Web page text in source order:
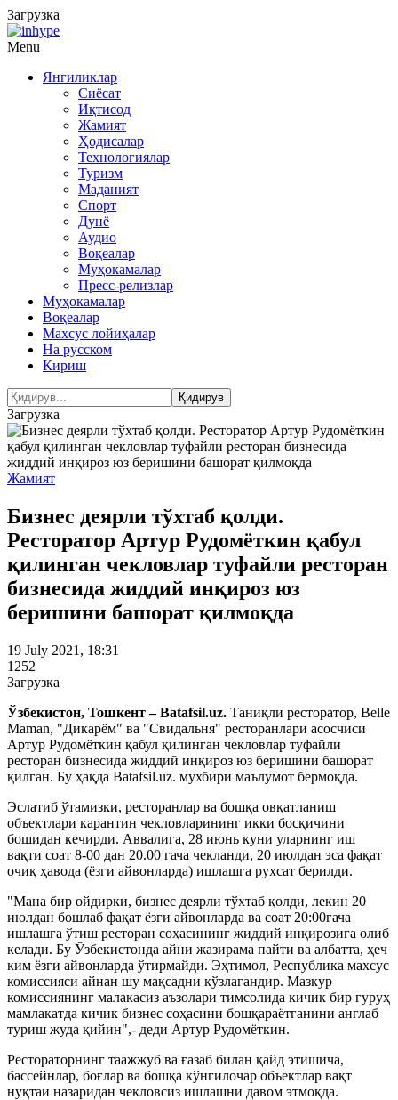
Загрузка
Menu
Янгиликлар
Сиёсат
Иқтисод
Жамият
Ҳодисалар
Технологиялар
Туризм
Маданият
Спорт
Дунё
Аудио
Воқеалар
Муҳокамалар
Пресс-релизлар
Муҳокамалар
Воқеалар
Махсус лойиҳалар
На русском
Кириш
Загрузка
Жамият
Бизнес деярли тўхтаб қолди.
Ресторатор Артур Рудомёткин қабул
қилинган чекловлар туфайли ресторан
бизнесида жиддий инқироз юз
беришини башорат қилмоқда
19 July 2021, 18:31
1252
Загрузка
Ўзбекистон, Тошкент – Batafsil.uz. Таниқли ресторатор, Belle
Maman, "Дикарём" ва "Свидальня" ресторанлари асосчиси
Артур Рудомёткин қабул қилинган чекловлар туфайли
ресторан бизнесида жиддий инқироз юз беришини башорат
қилган. Бу ҳақда Batafsil.uz. мухбири маълумот бермоқда.
Эслатиб ўтамизки, ресторанлар ва бошқа овқатланиш
объектлари карантин чекловларининг икки босқичини
бошидан кечирди. Аввалига, 28 июнь куни уларнинг иш
вақти соат 8-00 дан 20.00 гача чекланди, 20 июлдан эса фақат
очиқ ҳавода (ёзги айвонларда) ишлашга рухсат берилди.
"Мана бир ойдирки, бизнес деярли тўхтаб қолди, лекин 20
июлдан бошлаб фақат ёзги айвонларда ва соат 20:00гача
ишлашга ўтиш ресторан соҳасининг жиддий инқирозига олиб
келади. Бу Ўзбекистонда айни жазирама пайти ва албатта, ҳеч
ким ёзги айвонларда ўтирмайди. Эҳтимол, Республика махсус
комиссияси айнан шу мақсадни кўзлагандир. Мазкур
комиссиянинг малакасиз аъзолари тимсолида кичик бир гуруҳ
мамлакатда кичик бизнес соҳасини бошқараётганини англаб
туриш жуда қийин",- деди Артур Рудомёткин.
Рестораторнинг таажжуб ва ғазаб билан қайд этишича,
бассейнлар, боғлар ва бошқа кўнгилочар объектлар вақт
нуқтаи назаридан чекловсиз ишлашни давом этмоқда.